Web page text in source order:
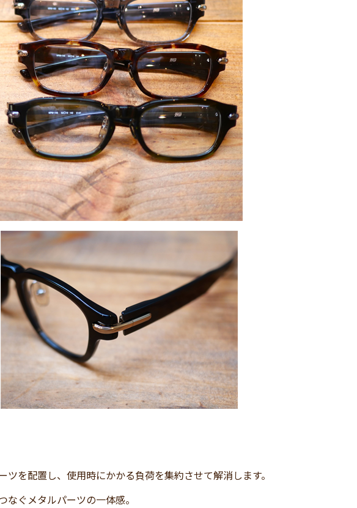
を配置し、使用時にかかる負荷を集約させて解消します。
ぐメタルパーツの一体感。